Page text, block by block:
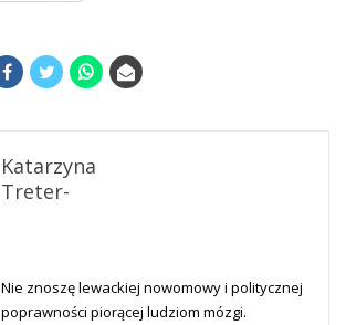
Katarzyna
Treter-
Nie znoszę lewackiej nowomowy i politycznej
poprawności piorącej ludziom mózgi.